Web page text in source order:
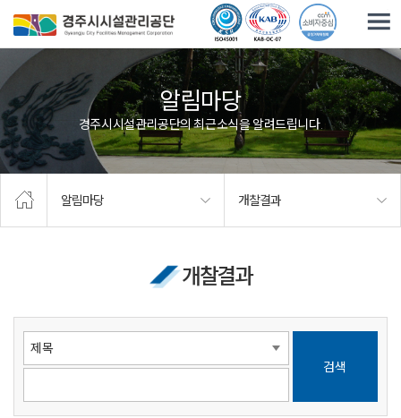
알림마당
경주시시설관리공단의 최근소식을 알려드립니다.
알림마당 개찰결과
개찰결과
검색